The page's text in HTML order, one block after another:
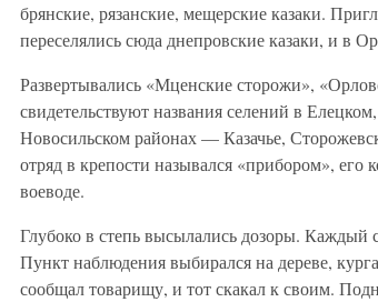
брянские, рязанские, мещерские казаки.
переселялись сюда днепровские казаки, и в
Развертывались «Мценские сторожи»,
свидетельствуют названия селений в
Новосильском районах — Казачье,
отряд в крепости назывался «прибором»,
воеводе.
Глубоко в степь высылались дозоры. Каждый
Пункт наблюдения выбирался на дереве,
сообщал товарищу, и тот скакал к своим.